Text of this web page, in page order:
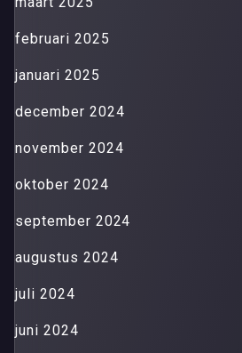
februari 2025
januari 2025
december 2024
november 2024
oktober 2024
september 2024
augustus 2024
juli 2024
juni 2024